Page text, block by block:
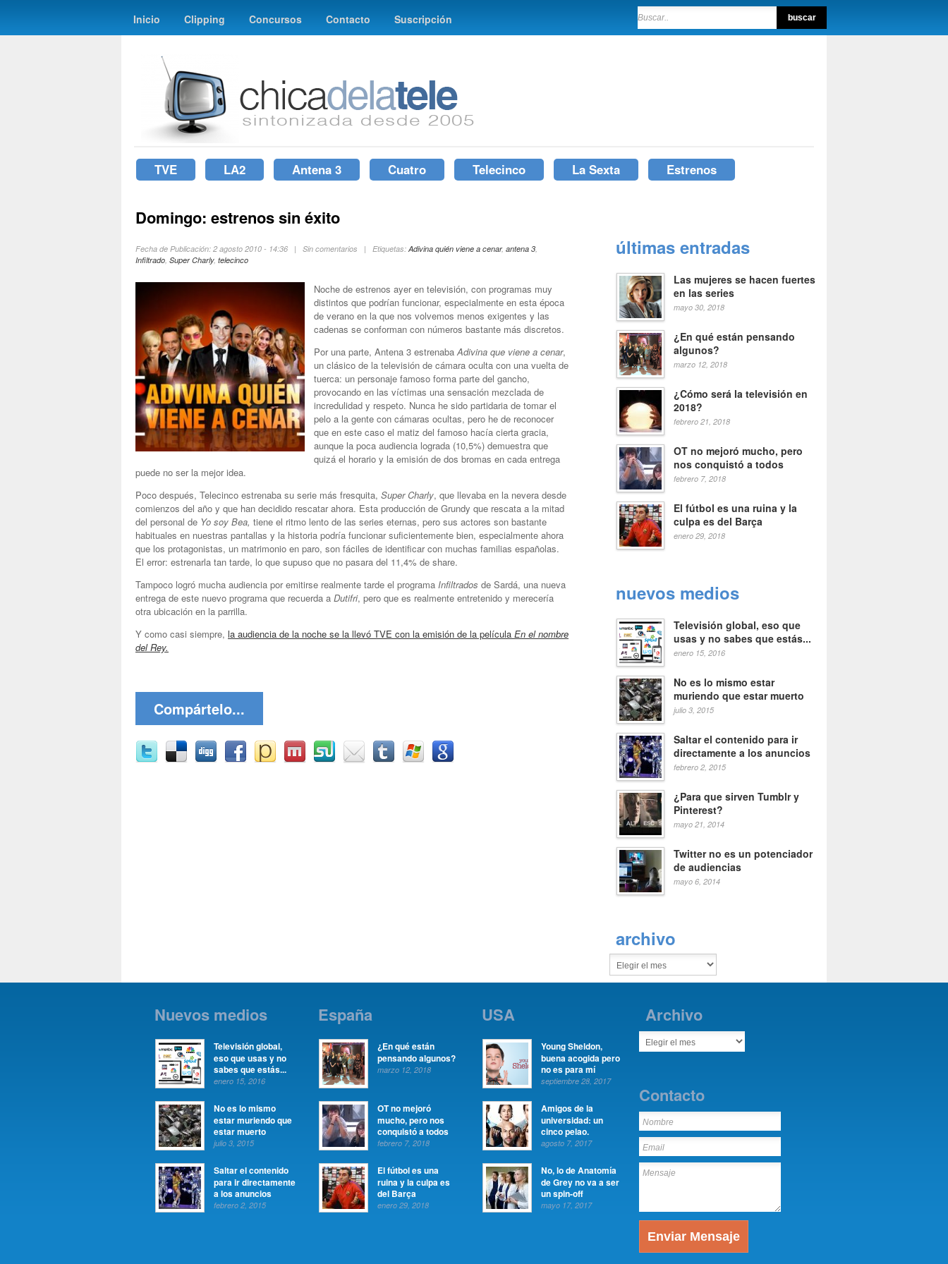
Inicio Clipping Concursos Contacto Suscripción
TVE LA2 Antena 3 Cuatro Telecinco La Sexta Estrenos
Domingo: estrenos sin éxito
Fecha de Publicación: 2 agosto 2010 - 14:36 | Sin comentarios | Etiquetas:Adivina quién viene a cenar, antena 3,
Infiltrado, Super Charly, telecinco
Noche de estrenos ayer en televisión, con programas muy
distintos que podrían funcionar, especialmente en esta época
de verano en la que nos volvemos menos exigentes y las
cadenas se conforman con números bastante más discretos.
Por una parte, Antena 3 estrenabaAdivina que viene a cenar,
un clásico de la televisión de cámara oculta con una vuelta de
tuerca: un personaje famoso forma parte del gancho,
provocando en las víctimas una sensación mezclada de
incredulidad y respeto. Nunca he sido partidaria de tomar el
pelo a la gente con cámaras ocultas, pero he de reconocer
que en este caso el matiz del famoso hacía cierta gracia,
aunque la poca audiencia lograda (10,5%) demuestra que
quizá el horario y la emisión de dos bromas en cada entrega
puede no ser la mejor idea.
Poco después, Telecinco estrenaba su serie más fresquita, Super Charly, que llevaba en la nevera desde
comienzos del año y que han decidido rescatar ahora. Esta producción de Grundy que rescata a la mitad
del personal de Yo soy Bea, tiene el ritmo lento de las series eternas, pero sus actores son bastante
habituales en nuestras pantallas y la historia podría funcionar suficientemente bien, especialmente ahora
que los protagonistas, un matrimonio en paro, son fáciles de identificar con muchas familias españolas.
El error: estrenarla tan tarde, lo que supuso que no pasara del 11,4% de share.
Tampoco logró mucha audiencia por emitirse realmente tarde el programa Infiltrados de Sardá, una nueva
entrega de este nuevo programa que recuerda a Dutifri, pero que es realmente entretenido y merecería
otra ubicación en la parrilla.
Y como casi siempre, la audiencia de la noche se la llevó TVE con la emisión de la película En el nombre
del Rey.
Compártelo...
últimas entradas
Las mujeres se hacen fuertes
en las series
mayo 30, 2018
¿En qué están pensando
algunos?
marzo 12, 2018
¿Cómo será la televisión en
2018?
febrero 21, 2018
OT no mejoró mucho, pero
nos conquistó a todos
febrero 7, 2018
El fútbol es una ruina y la
culpa es del Barça
enero 29, 2018
nuevos medios
Televisión global, eso que
usas y no sabes que estás...
enero 15, 2016
No es lo mismo estar
muriendo que estar muerto
julio 3, 2015
Saltar el contenido para ir
directamente a los anuncios
febrero 2, 2015
¿Para que sirven Tumblr y
Pinterest?
mayo 21, 2014
Twitter no es un potenciador
de audiencias
mayo 6, 2014
archivo
Nuevos medios
Televisión global,
eso que usas y no
sabes que estás...
enero 15, 2016
No es lo mismo
estar muriendo que
estar muerto
julio 3, 2015
Saltar el contenido
para ir directamente
a los anuncios
febrero 2, 2015
España
¿En qué están
pensando algunos?
marzo 12, 2018
OT no mejoró
mucho, pero nos
conquistó a todos
febrero 7, 2018
El fútbol es una
ruina y la culpa es
del Barça
enero 29, 2018
USA
Young Sheldon,
buena acogida pero
no es para mí
septiembre 28, 2017
Amigos de la
universidad: un
cinco pelao.
agosto 7, 2017
No, lo de Anatomía
de Grey no va a ser
un spin-off
mayo 17, 2017
Archivo
Contacto